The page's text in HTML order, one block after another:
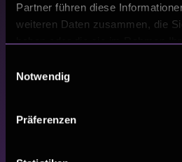
Partner führen diese
weiteren Daten zusammen, die
haben oder die sie im Rahmen
Notwendig
Präferenzen